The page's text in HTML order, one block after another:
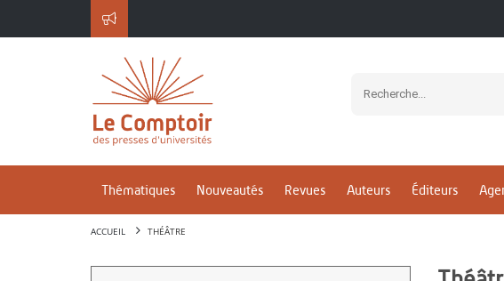
Thématiques Nouveautés Revues Auteurs Éditeurs
ACCUEIL THÉÂTRE